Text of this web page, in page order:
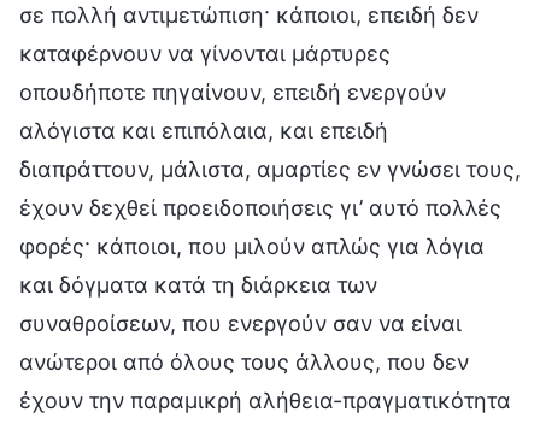
σε πολλή αντιμετώπιση· κάποιοι, επειδή δεν
καταφέρνουν να γίνονται μάρτυρες
οπουδήποτε πηγαίνουν, επειδή ενεργούν
αλόγιστα και επιπόλαια, και επειδή
διαπράττουν, μάλιστα, αμαρτίες εν γνώσει τους,
έχουν δεχθεί προειδοποιήσεις γι’ αυτό πολλές
φορές· κάποιοι, που μιλούν απλώς για λόγια
και δόγματα κατά τη διάρκεια των
συναθροίσεων, που ενεργούν σαν να είναι
ανώτεροι από όλους τους άλλους, που δεν
έχουν την παραμικρή αλήθεια-πραγματικότητα